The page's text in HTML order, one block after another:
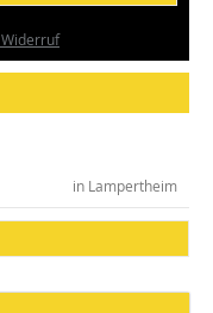
in Lampertheim